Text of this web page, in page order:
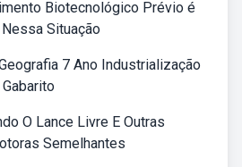
Biotecnológico Prévio é
Situação
7 Ano Industrialização
O Lance Livre E Outras
Semelhantes